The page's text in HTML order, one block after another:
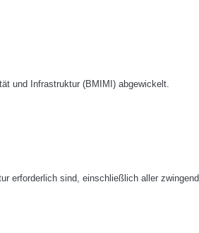
und Infrastruktur (BMIMI) abgewickelt.
erforderlich sind, einschließlich aller zwingend